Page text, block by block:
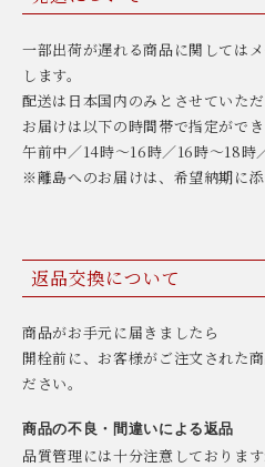
一部出荷が遅れる商品に関しては
します。
配送は日本国内のみとさせていただ
お届けは以下の時間帯で指定ができ
午前中／14時〜16時／16時〜18時
※離島へのお届けは、希望納期に添
返品交換について
商品がお手元に届きましたら
開栓前に、お客様がご注文された
ださい。
商品の不良・間違いによる返品
品質管理には十分注意しておりま